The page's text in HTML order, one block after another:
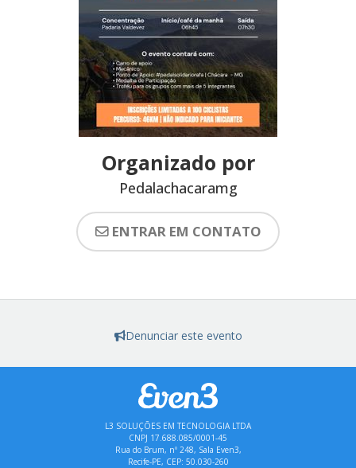
Organizado por
Pedalachacaramg
ENTRAR EM CONTATO
Denunciar este evento
L3 SOLUÇÕES EM TECNOLOGIA LTDA
CNPJ 17.688.085/0001-45
Rua do Brum, nº 248, Sala Even3,
Recife-PE, CEP: 50.030-260